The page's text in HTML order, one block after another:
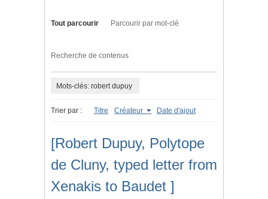
Tout parcourir Parcourir par mot-clé
Recherche de contenus
Mots-clés: robert dupuy
Trier par : Titre Créateur Date d'ajout
[Robert Dupuy, Polytope
de Cluny, typed letter from
Xenakis to Baudet ]